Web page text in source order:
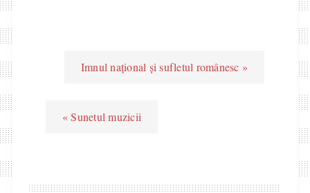
Imnul național și sufletul românesc »
« Sunetul muzicii